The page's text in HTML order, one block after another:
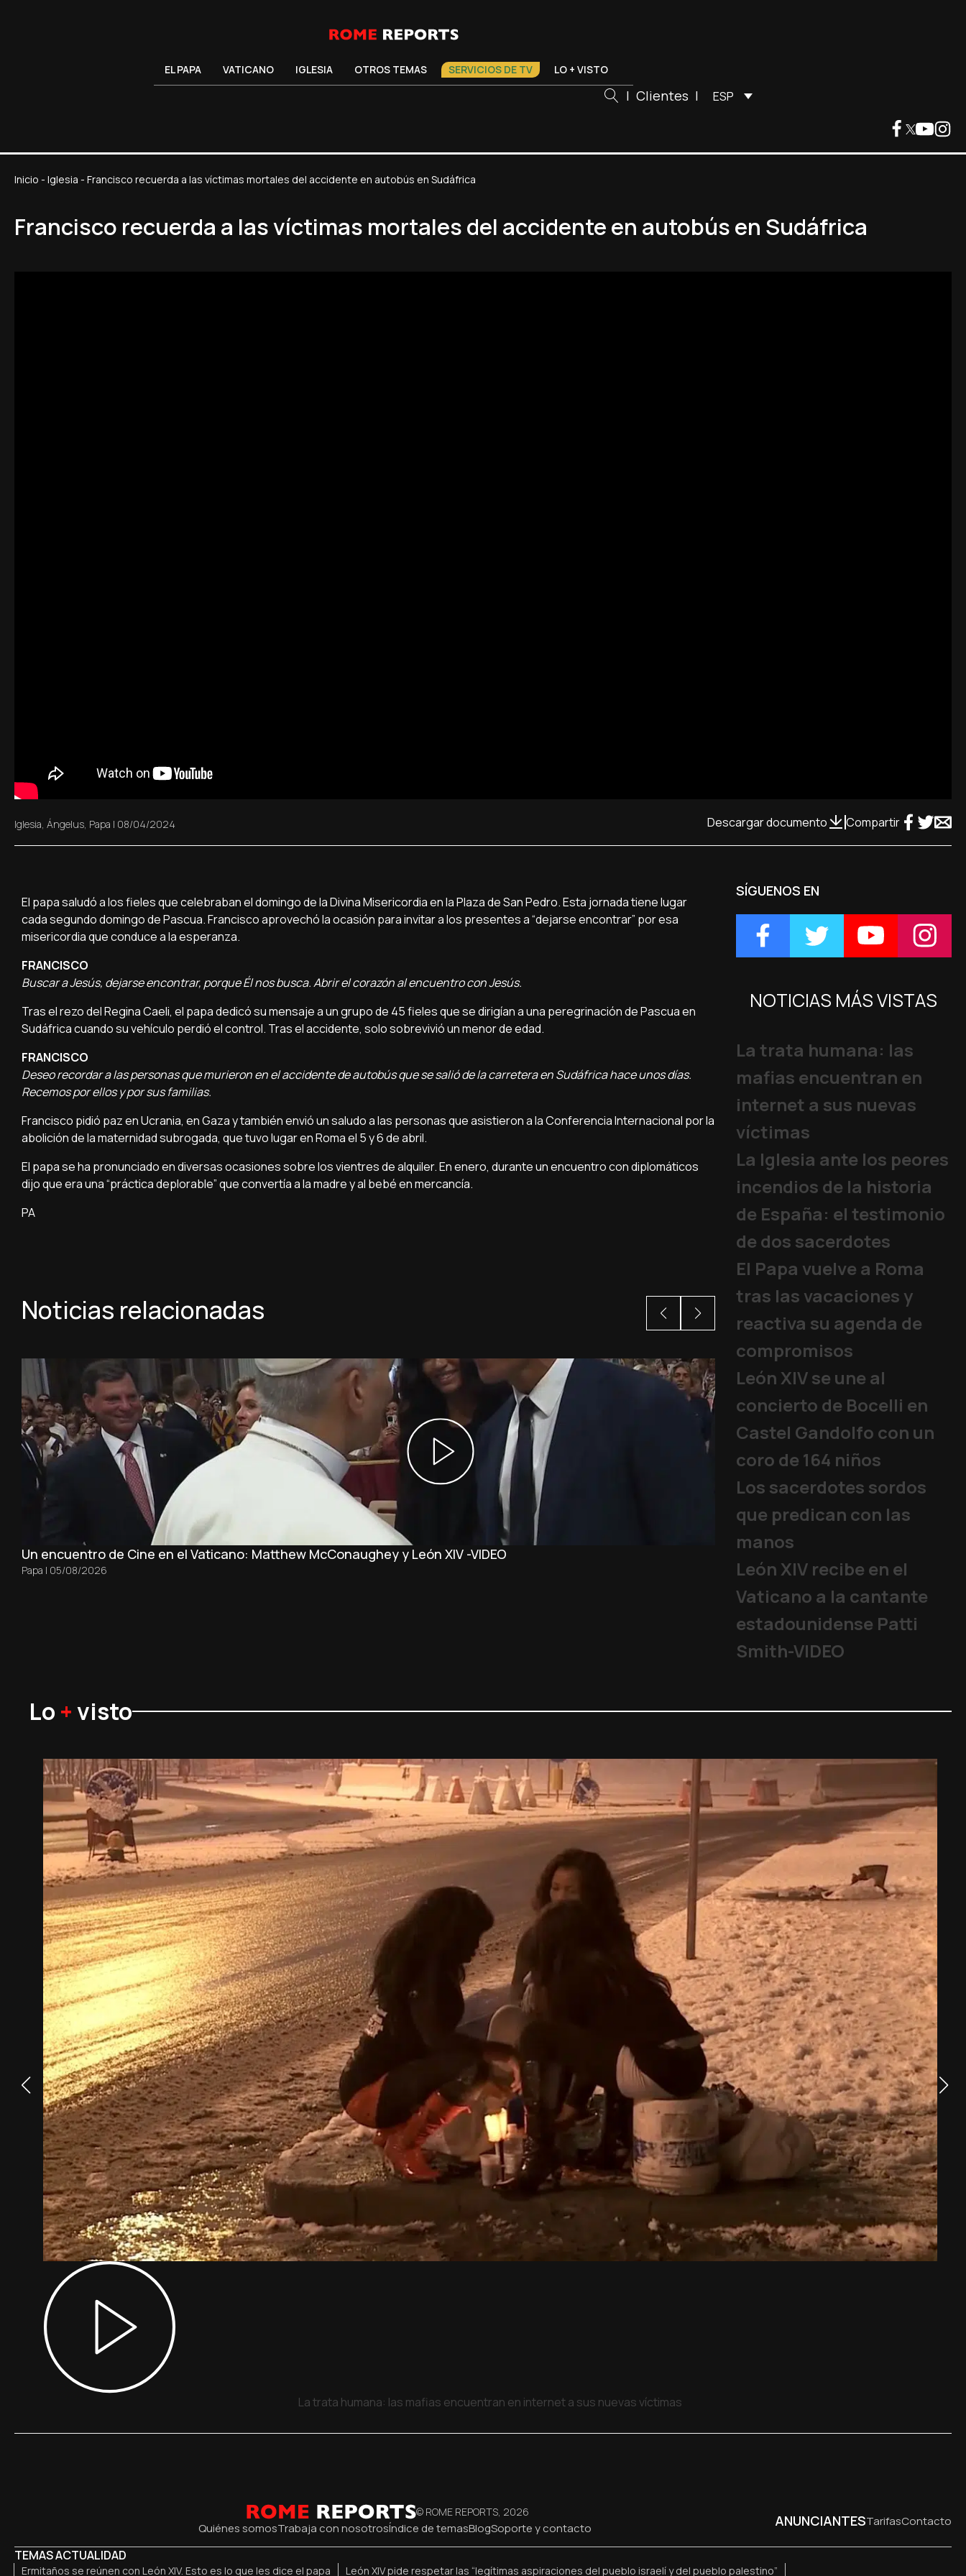
EL PAPA VATICANO IGLESIA OTROS TEMAS SERVICIOS DE TV LO + VISTO
| Clientes | ESP
Inicio - Iglesia - Francisco recuerda a las víctimas mortales del accidente en autobús en Sudáfrica
Francisco recuerda a las víctimas mortales del accidente en autobús en Sudáfrica
Iglesia Ángelus Papa | 08/04/2024 Descargar documento Compartir
El papa saludó a los fieles que celebraban el domingo de la Divina Misericordia en la Plaza de San Pedro. Esta jornada tiene lugar
cada segundo domingo de Pascua. Francisco aprovechó la ocasión para invitar a los presentes a “dejarse encontrar” por esa
misericordia que conduce a la esperanza.
FRANCISCO
Buscar a Jesús, dejarse encontrar, porque Él nos busca. Abrir el corazón al encuentro con Jesús.
Tras el rezo del Regina Caeli, el papa dedicó su mensaje a un grupo de 45 fieles que se dirigían a una peregrinación de Pascua en
Sudáfrica cuando su vehículo perdió el control. Tras el accidente, solo sobrevivió un menor de edad.
FRANCISCO
Deseo recordar a las personas que murieron en el accidente de autobús que se salió de la carretera en Sudáfrica hace unos días.
Recemos por ellos y por sus familias.
Francisco pidió paz en Ucrania, en Gaza y también envió un saludo a las personas que asistieron a la Conferencia Internacional por la
abolición de la maternidad subrogada, que tuvo lugar en Roma el 5 y 6 de abril.
El papa se ha pronunciado en diversas ocasiones sobre los vientres de alquiler. En enero, durante un encuentro con diplomáticos
dijo que era una “práctica deplorable” que convertía a la madre y al bebé en mercancía.
PA
Noticias relacionadas
Un encuentro de Cine en el Vaticano: Matthew McConaughey y León XIV -VIDEO
Papa | 05/08/2026 Papa|05/08/2026
SÍGUENOS EN
NOTICIAS MÁS VISTAS
La trata humana: las
mafias encuentran en
internet a sus nuevas
víctimas
La Iglesia ante los peores
incendios de la historia
de España: el testimonio
de dos sacerdotes
El Papa vuelve a Roma
tras las vacaciones y
reactiva su agenda de
compromisos
León XIV se une al
concierto de Bocelli en
Castel Gandolfo con un
coro de 164 niños
Los sacerdotes sordos
que predican con las
manos
León XIV recibe en el
Vaticano a la cantante
estadounidense Patti
Smith-VIDEO
Lo +visto
La trata humana: las mafias encuentran en internet a sus nuevas víctimas
© ROME REPORTS, 2026
Quiénes somosTrabaja con nosotrosÍndice de temasBlogSoporte y contacto ANUNCIANTESTarifasContacto
TEMAS ACTUALIDAD
Ermitaños se reúnen con León XIV. Esto es lo que les dice el papa León XIV pide respetar las “legítimas aspiraciones del pueblo israelí y del pueblo palestino”